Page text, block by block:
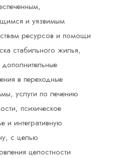
и уязвимым
ресурсов и помощи
стабильного жилья,
в переходные
услуги по лечению
психическое
и интегративную
с целью
целостности